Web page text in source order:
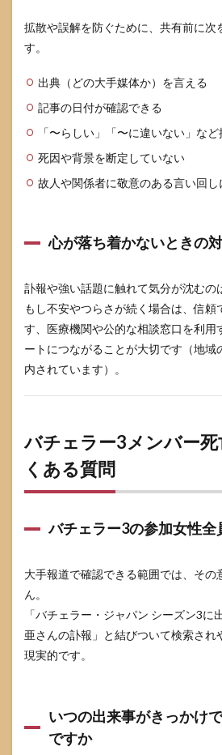
拡散や誤解を防ぐために、共有前に次
す。
出典（どの大手媒体か）を言える
記事の日付が確認できる
「〜らしい」「〜に違いない」な
死因や背景を断定していない
故人や関係者に敬意のある言い回し
心が落ち着かないときの
訃報や強い話題に触れて気分が沈むの
もし不安やつらさが続く場合は、信頼
す、医療機関や公的な相談窓口を利用
ートにつながることが大切です（地域
内されています）。
バチェラー3メンバー死
くある質問
バチェラー3の参加女性全
大手報道で確認できる範囲では、その
ん。
「バチェラー・ジャパン シーズン3に
亜さんの訃報」と結びついて検索され
現実的です。
いつの出来事がきっかけ
ですか